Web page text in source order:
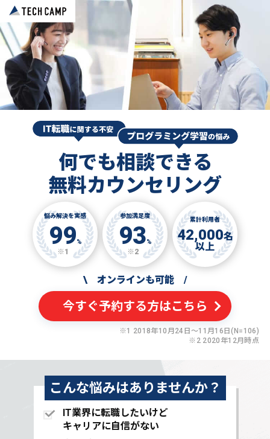
何でも相談できる
無料カウンセリング
悩み解決を実感
99%
※1
参加満足度
93%
※2
累計利用者
42,000名
以上
\ オンラインも可能 /
今すぐ予約する方はこちら
※1 2018年10月24日〜11月16日(N=106)
※2 2020年12月時点
こんな悩みはありませんか？
IT業界に転職したいけど
キャリアに自信がない